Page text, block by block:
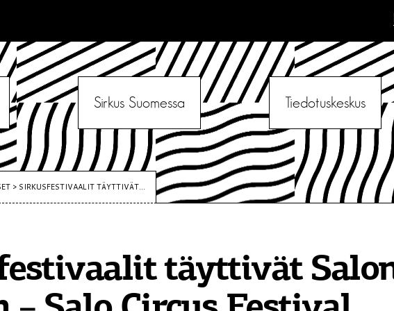
Sirkus Suomessa Tiedotuskeskus
> SIRKUSFESTIVAALIT TÄYTTIVÄT...
täyttivät